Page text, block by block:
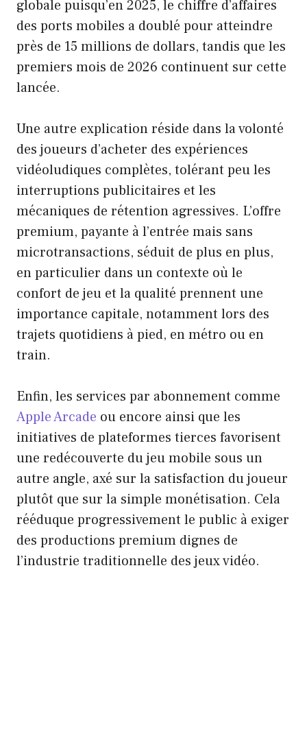
globale puisqu’en 2025, le chiffre d’affaires
des ports mobiles a doublé pour atteindre
près de 15 millions de dollars, tandis que les
premiers mois de 2026 continuent sur cette
lancée.
Une autre explication réside dans la volonté
des joueurs d’acheter des expériences
vidéoludiques complètes, tolérant peu les
interruptions publicitaires et les
mécaniques de rétention agressives. L’offre
premium, payante à l’entrée mais sans
microtransactions, séduit de plus en plus,
en particulier dans un contexte où le
confort de jeu et la qualité prennent une
importance capitale, notamment lors des
trajets quotidiens à pied, en métro ou en
train.
Enfin, les services par abonnement comme
Apple Arcade ou encore ainsi que les
initiatives de plateformes tierces favorisent
une redécouverte du jeu mobile sous un
autre angle, axé sur la satisfaction du joueur
plutôt que sur la simple monétisation. Cela
rééduque progressivement le public à exiger
des productions premium dignes de
l’industrie traditionnelle des jeux vidéo.